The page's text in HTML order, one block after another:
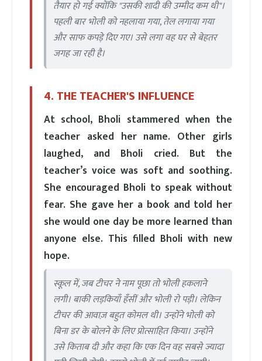
तैयार हो गई क्योंकि "उसकी शादी की उम्मीद कम थी"।
पहली बार भोली को नहलाया गया, तेल लगाया गया
और साफ कपड़े दिए गए। उसे लगा वह घर से बेहतर
जगह जा रही है।
4. THE TEACHER'S INFLUENCE
At school, Bholi stammered when the
teacher asked her name. Other girls
laughed, and Bholi cried. But the
teacher’s voice was soft and soothing.
She encouraged Bholi to speak without
fear. She gave her a book and told her
she would one day be more learned than
anyone else. This filled Bholi with new
hope.
स्कूल में, जब टीचर ने नाम पूछा तो भोली हकलाने
लगी। बाकी लड़कियाँ हँसीं और भोली रो पड़ी। लेकिन
टीचर की आवाज़ बहुत कोमल थी। उन्होंने भोली को
बिना डर के बोलने के लिए प्रोत्साहित किया। उन्होंने
उसे किताब दी और कहा कि एक दिन वह सबसे ज्यादा